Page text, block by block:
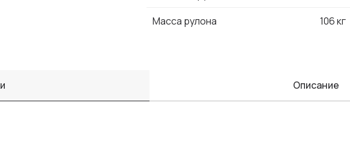
Масса рулона
106 кг
Описание